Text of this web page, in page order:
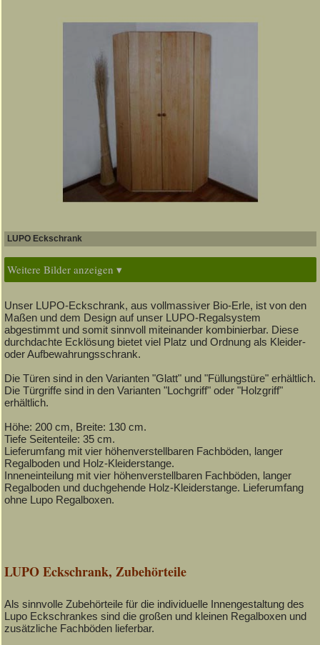
LUPO Eckschrank
Weitere Bilder anzeigen ▾
Unser LUPO-Eckschrank, aus vollmassiver Bio-Erle, ist von den
Maßen und dem Design auf unser LUPO-Regalsystem
abgestimmt und somit sinnvoll miteinander kombinierbar. Diese
durchdachte Ecklösung bietet viel Platz und Ordnung als Kleider-
oder Aufbewahrungsschrank.
Die Türen sind in den Varianten "Glatt" und "Füllungstüre" erhältlich.
Die Türgriffe sind in den Varianten "Lochgriff" oder "Holzgriff"
erhältlich.
Höhe: 200 cm, Breite: 130 cm.
Tiefe Seitenteile: 35 cm.
Lieferumfang mit vier höhenverstellbaren Fachböden, langer
Regalboden und Holz-Kleiderstange.
Inneneinteilung mit vier höhenverstellbaren Fachböden, langer
Regalboden und duchgehende Holz-Kleiderstange. Lieferumfang
ohne Lupo Regalboxen.
LUPO Eckschrank, Zubehörteile
Als sinnvolle Zubehörteile für die individuelle Innengestaltung des
Lupo Eckschrankes sind die großen und kleinen Regalboxen und
zusätzliche Fachböden lieferbar.